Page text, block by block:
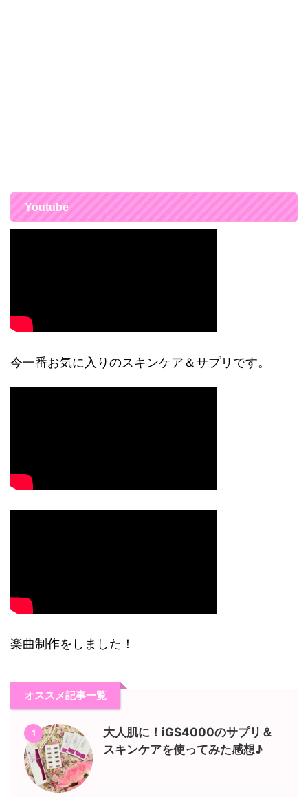
Youtube
今一番お気に入りのスキンケア＆サプリです。
楽曲制作をしました！
オススメ記事一覧
1
大人肌に！iGS4000のサプリ＆
スキンケアを使ってみた感想♪